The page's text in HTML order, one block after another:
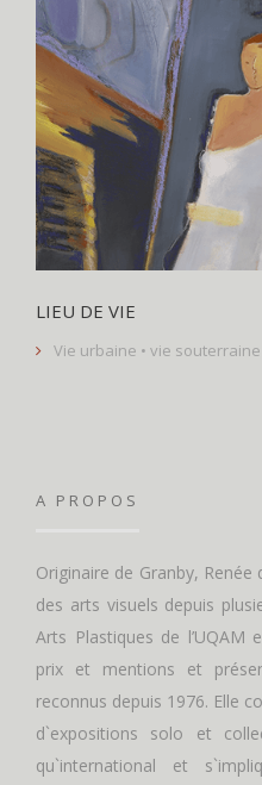
LIEU DE VIE
Vie urbaine • vie souterraine
A PROPOS
Originaire de Granby,
des arts visuels depuis
Arts Plastiques de l’UQAM
prix et mentions et
reconnus depuis 1976. Elle
d`expositions solo et
qu`international et